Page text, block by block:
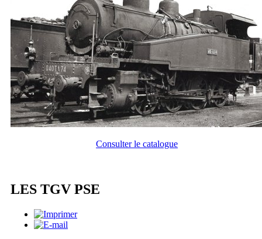
Consulter le catalogue
LES TGV PSE